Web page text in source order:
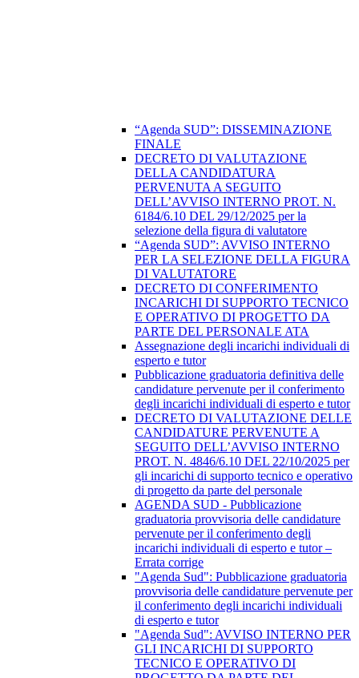
“Agenda SUD”: DISSEMINAZIONE
FINALE
DECRETO DI VALUTAZIONE
DELLA CANDIDATURA
PERVENUTA A SEGUITO
DELL’AVVISO INTERNO PROT. N.
6184/6.10 DEL 29/12/2025 per la
selezione della figura di valutatore
“Agenda SUD”: AVVISO INTERNO
PER LA SELEZIONE DELLA FIGURA
DI VALUTATORE
DECRETO DI CONFERIMENTO
INCARICHI DI SUPPORTO TECNICO
E OPERATIVO DI PROGETTO DA
PARTE DEL PERSONALE ATA
Assegnazione degli incarichi individuali di
esperto e tutor
Pubblicazione graduatoria definitiva delle
candidature pervenute per il conferimento
degli incarichi individuali di esperto e tutor
DECRETO DI VALUTAZIONE DELLE
CANDIDATURE PERVENUTE A
SEGUITO DELL’AVVISO INTERNO
PROT. N. 4846/6.10 DEL 22/10/2025 per
gli incarichi di supporto tecnico e operativo
di progetto da parte del personale
AGENDA SUD - Pubblicazione
graduatoria provvisoria delle candidature
pervenute per il conferimento degli
incarichi individuali di esperto e tutor –
Errata corrige
"Agenda Sud": Pubblicazione graduatoria
provvisoria delle candidature pervenute per
il conferimento degli incarichi individuali
di esperto e tutor
"Agenda Sud": AVVISO INTERNO PER
GLI INCARICHI DI SUPPORTO
TECNICO E OPERATIVO DI